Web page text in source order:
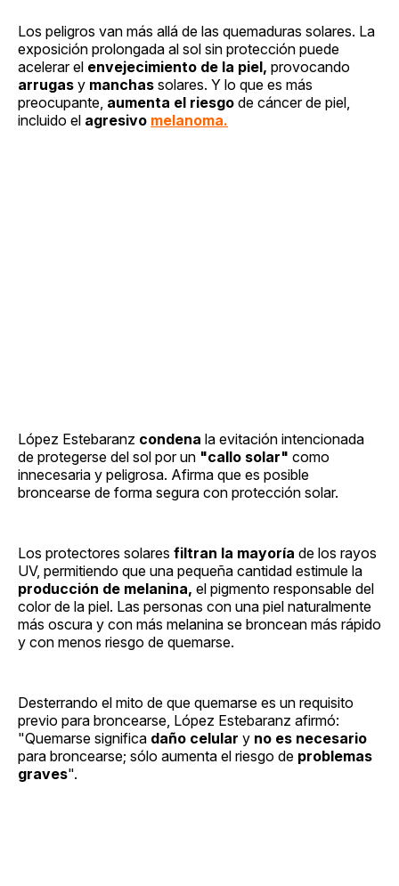
Los peligros van más allá de las quemaduras solares. La
exposición prolongada al sol sin protección puede
acelerar el envejecimiento de la piel, provocando
arrugas y manchas solares. Y lo que es más
preocupante, aumenta el riesgo de cáncer de piel,
incluido el agresivo melanoma.
López Estebaranz condena la evitación intencionada
de protegerse del sol por un "callo solar" como
innecesaria y peligrosa. Afirma que es posible
broncearse de forma segura con protección solar.
Los protectores solares filtran la mayoría de los rayos
UV, permitiendo que una pequeña cantidad estimule la
producción de melanina, el pigmento responsable del
color de la piel. Las personas con una piel naturalmente
más oscura y con más melanina se broncean más rápido
y con menos riesgo de quemarse.
Desterrando el mito de que quemarse es un requisito
previo para broncearse, López Estebaranz afirmó:
"Quemarse significa daño celular y no es necesario
para broncearse; sólo aumenta el riesgo de problemas
graves".